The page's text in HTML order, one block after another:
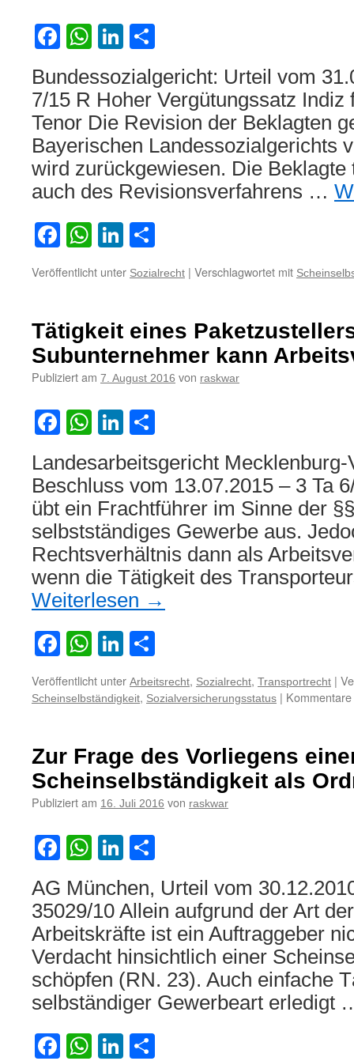
Facebook
WhatsApp
LinkedIn
Bundessozialgericht: Urteil vom
7/15 R Hoher Vergütungssatz Indiz
Tenor Die Revision der Beklagten
Bayerischen Landessozialgerichts
wird zurückgewiesen. Die Beklagte
auch des Revisionsverfahrens …
Facebook
WhatsApp
LinkedIn
Veröffentlicht unter Sozialrecht | Verschlagwortet mit
Tätigkeit eines
Subunternehmer kann
Publiziert am 7. August 2016 von raskwar
Facebook
WhatsApp
LinkedIn
Landesarbeitsgericht
Beschluss vom 13.07.2015 – 3 Ta
übt ein Frachtführer im Sinne der
selbstständiges Gewerbe aus.
Rechtsverhältnis dann als
wenn die Tätigkeit des
Weiterlesen →
Facebook
WhatsApp
LinkedIn
Veröffentlicht unter Arbeitsrecht, Sozialrecht, Transportrecht |
Scheinselbständigkeit, Sozialversicherungsstatus |
Zur Frage des Vorliegens
Scheinselbständigkeit als
Publiziert am 16. Juli 2016 von raskwar
Facebook
WhatsApp
LinkedIn
AG München, Urteil vom
35029/10 Allein aufgrund der Art
Arbeitskräfte ist ein Auftraggeber
Verdacht hinsichtlich einer
schöpfen (RN. 23). Auch einfache
selbständiger Gewerbeart erledigt
Facebook
WhatsApp
LinkedIn